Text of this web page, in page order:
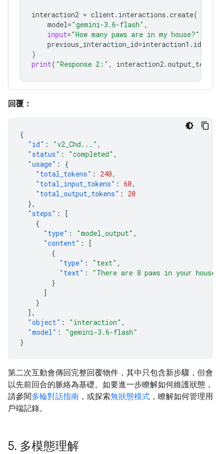
interaction2 = client. interactions .create(
model="gemini-3.6-flash" ,
input="How many paws are in my house?"
previous_interaction_id=interaction1 . id
)
print( "Response 2:" , interaction2.output_text
回覆：
{
"id" : "v2_Chd..." ,
"status" : "completed" ,
"usage" :
{
"total_tokens" : 240,
"total_input_tokens" : 60,
"total_output_tokens" :
20
},
"steps" :
[
{
"type" : "model_output" ,
"content" :
[
{
"type" : "text" ,
"text" :
"There are 8 paws in your
}
]
}
],
"object" : "interaction" ,
"model" :
"gemini-3.6-flash"
}
第二次互動會傳回完整回覆物件，其中只包含新步驟，但會
以先前回合的脈絡為基礎。如要進一步瞭解如何維護狀態，
請參閱多輪對話指南 ，或探索無狀態模式 ，瞭解如何管理用
戶端記錄。
5. 多模態理解